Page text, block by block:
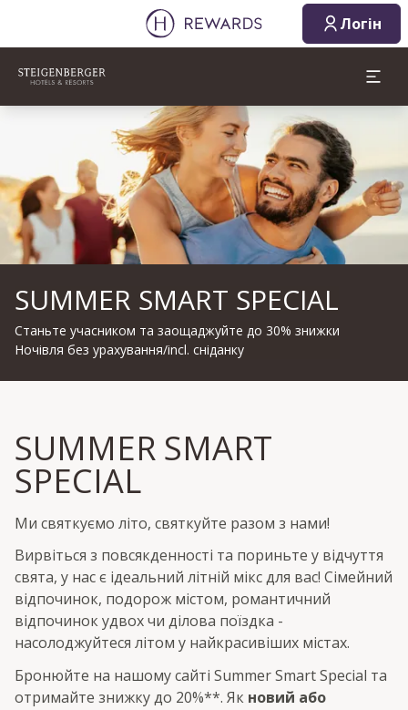
Логін
SUMMER SMART SPECIAL
Станьте учасником та заощаджуйте до 30% знижки
Ночівля без урахування/incl. сніданку
SUMMER SMART
SPECIAL
Ми святкуємо літо, святкуйте разом з нами!
Вирвіться з повсякденності та пориньте у відчуття
свята, у нас є ідеальний літній мікс для вас! Сімейний
відпочинок, подорож містом, романтичний
відпочинок удвох чи ділова поїздка -
насолоджуйтеся літом у найкрасивіших містах.
Бронюйте на нашому сайті Summer Smart Special та
отримайте знижку до 20%**. Як новий або